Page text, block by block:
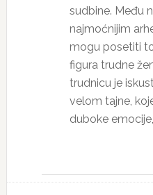
sudbine. Među
najmoćnijim
mogu posetiti
figura trudne
trudnicu je
velom tajne,
duboke